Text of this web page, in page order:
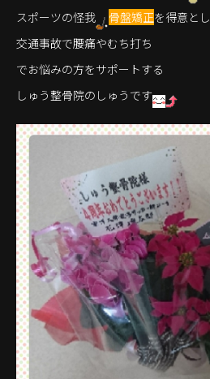
スポーツの怪我
骨盤矯正を得意とし
交通事故で腰痛やむち打ち
でお悩みの方をサポートする
しゅう整骨院のしゅうです